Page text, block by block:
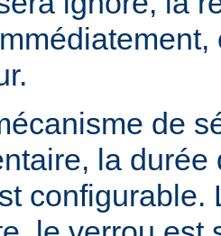
de
la
configurable.